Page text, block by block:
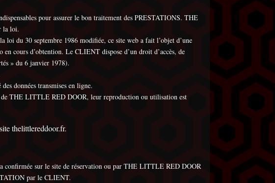
pour assurer le bon traitement des PRESTATIONS. THE
la loi.
du 30 septembre 1986 modifiée, ce site web a fait l’objet d’une
cours d’obtention. Le CLIENT dispose d’un droit d’accès, de
» du 6 janvier 1978).
données transmises en ligne.
de THE LITTLE RED DOOR, leur reproduction ou utilisation est
thelittlereddoor.fr.
confirmée sur le site de réservation ou par THE LITTLE RED DOOR
par le CLIENT.